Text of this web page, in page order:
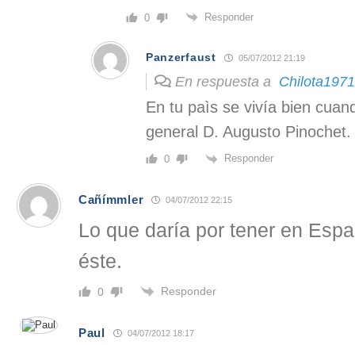
0 Responder
Panzerfaust 05/07/2012 21:19
En respuesta a Chilota1971
En tu paìs se vivía bien
general D. Augusto Pinochet.
0 Responder
Cañímmler 04/07/2012 22:15
Lo que daría por tener en
éste.
0 Responder
Paul 04/07/2012 18:17